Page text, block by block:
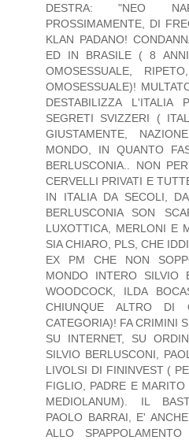
DESTRA: "NEO
PROSSIMAMENTE, DI
KLAN PADANO!
ED IN BRASILE ( 8
OMOSESSUALE,
OMOSESSUALE)!
DESTABILIZZA L'ITALIA
SEGRETI SVIZZERI (
GIUSTAMENTE,
MONDO, IN QUANTO
BERLUSCONIA.. NON
CERVELLI PRIVATI E
IN ITALIA DA SECOLI,
BERLUSCONIA SON
LUXOTTICA, MERLONI E
SIA CHIARO, PLS, CHE
EX PM CHE NON
MONDO INTERO SILVIO
WOODCOCK, ILDA
CHIUNQUE ALTRO DI
CATEGORIA)! FA CRIMINI
SU INTERNET, SU
SILVIO BERLUSCONI,
LIVOLSI DI FININVEST (
FIGLIO, PADRE E
MEDIOLANUM). IL
PAOLO BARRAI, E'
ALLO